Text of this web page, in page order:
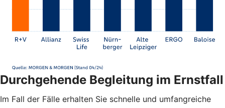
Durchgehende Begleitung im Ernstfall
Im Fall der Fälle erhalten Sie schnelle und umfangreiche